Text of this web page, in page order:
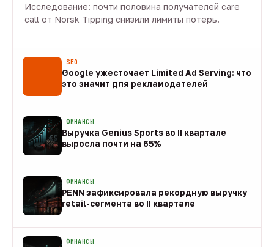
Исследование: почти половина получателей care
call от Norsk Tipping снизили лимиты потерь.
SEO
Google ужесточает Limited Ad Serving: что
это значит для рекламодателей
ФИНАНСЫ
Выручка Genius Sports во II квартале
выросла почти на 65%
ФИНАНСЫ
PENN зафиксировала рекордную выручку
retail-сегмента во II квартале
ФИНАНСЫ